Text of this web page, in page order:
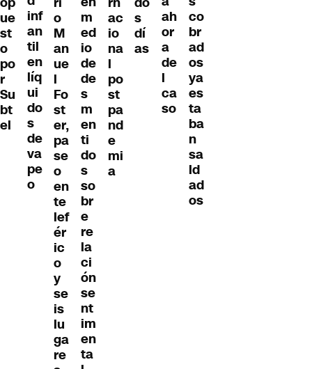
ue
st
o
po
r
Su
bt
el
inf
an
til
en
líq
ui
do
s
de
va
pe
o
o
M
an
ue
l
Fo
st
er,
pa
se
o
en
te
lef
ér
ic
o
y
se
is
lu
ga
re
m
ed
io
de
de
s
m
en
ti
do
s
so
br
e
re
la
ci
ón
se
nt
im
en
ta
ac
io
na
l
po
st
pa
nd
e
mi
a
s
dí
as
ah
or
a
de
l
ca
so
co
br
ad
os
ya
es
ta
ba
n
sa
ld
ad
os